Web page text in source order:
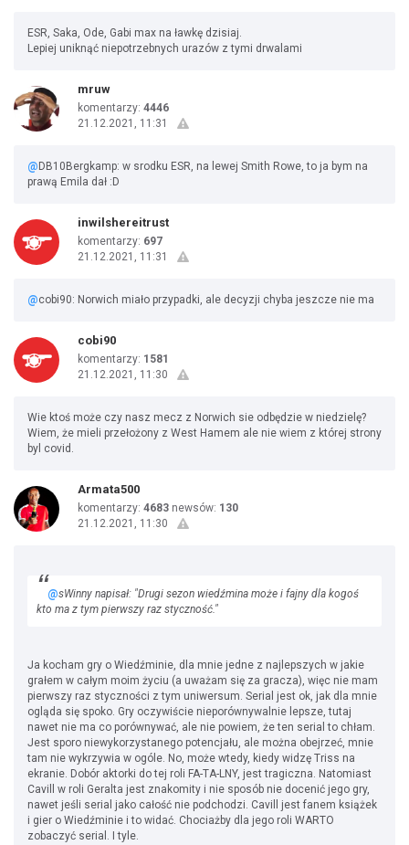
ESR, Saka, Ode, Gabi max na ławkę dzisiaj.
Lepiej uniknąć niepotrzebnych urazów z tymi drwalami
mruw
komentarzy: 4446
21.12.2021, 11:31
@ DB10Bergkamp: w srodku ESR, na lewej Smith Rowe, to ja bym na
prawą Emila dał :D
inwilshereitrust
komentarzy: 697
21.12.2021, 11:31
@cobi90: Norwich miało przypadki, ale decyzji chyba jeszcze nie ma
cobi90
komentarzy: 1581
21.12.2021, 11:30
Wie ktoś może czy nasz mecz z Norwich sie odbędzie w niedzielę?
Wiem, że mieli przełożony z West Hamem ale nie wiem z której strony
byl covid.
Armata500
komentarzy: 4683 newsów: 130
21.12.2021, 11:30
@sWinny napisał: "Drugi sezon wiedźmina może i fajny dla kogoś
kto ma z tym pierwszy raz styczność."
Ja kocham gry o Wiedźminie, dla mnie jedne z najlepszych w jakie
grałem w całym moim życiu (a uważam się za gracza), więc nie mam
pierwszy raz styczności z tym uniwersum. Serial jest ok, jak dla mnie
ogląda się spoko. Gry oczywiście nieporównywalnie lepsze, tutaj
nawet nie ma co porównywać, ale nie powiem, że ten serial to chłam.
Jest sporo niewykorzystanego potencjału, ale można obejrzeć, mnie
tam nie wykrzywia w ogóle. No, może wtedy, kiedy widzę Triss na
ekranie. Dobór aktorki do tej roli FA-TA-LNY, jest tragiczna. Natomiast
Cavill w roli Geralta jest znakomity i nie sposób nie docenić jego gry,
nawet jeśli serial jako całość nie podchodzi. Cavill jest fanem książek
i gier o Wiedźminie i to widać. Chociażby dla jego roli WARTO
zobaczyć serial. I tyle.